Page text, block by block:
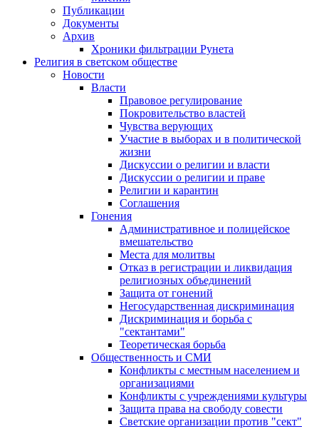
Публикации
Документы
Архив
Хроники фильтрации Рунета
Религия в светском обществе
Новости
Власти
Правовое регулирование
Покровительство властей
Чувства верующих
Участие в выборах и в политической
жизни
Дискуссии о религии и власти
Дискуссии о религии и праве
Религии и карантин
Соглашения
Гонения
Административное и полицейское
вмешательство
Места для молитвы
Отказ в регистрации и ликвидация
религиозных объединений
Защита от гонений
Негосударственная дискриминация
Дискриминация и борьба с
"сектантами"
Теоретическая борьба
Общественность и СМИ
Конфликты с местным населением и
организациями
Конфликты с учреждениями культуры
Защита права на свободу совести
Светские организации против "сект"